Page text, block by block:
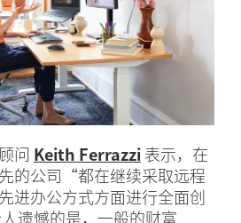
问 Keith Ferrazzi表示，在
的公司“都在继续采取远程
进办公方式方面进行全面创
遗憾的是，一般的财富